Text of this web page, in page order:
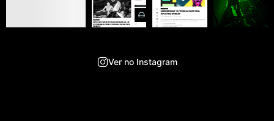
Ver no Instagram